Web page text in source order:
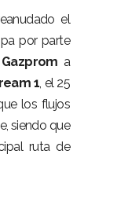
el
por parte
Gazprom a
1, el 25
los flujos
siendo que
ruta de